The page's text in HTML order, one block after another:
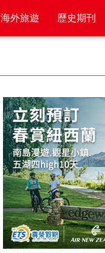
海外旅遊 歷史期刊